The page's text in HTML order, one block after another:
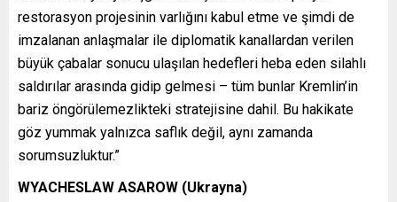
restorasyon projesinin varlığını kabul etme ve şimdi de
imzalanan anlaşmalar ile diplomatik kanallardan verilen
büyük çabalar sonucu ulaşılan hedefleri heba eden silahlı
saldırılar arasında gidip gelmesi – tüm bunlar Kremlin’in
bariz öngörülemezlikteki stratejisine dahil. Bu hakikate
göz yummak yalnızca saflık değil, aynı zamanda
sorumsuzluktur.”
WYACHESLAW ASAROW (Ukrayna)